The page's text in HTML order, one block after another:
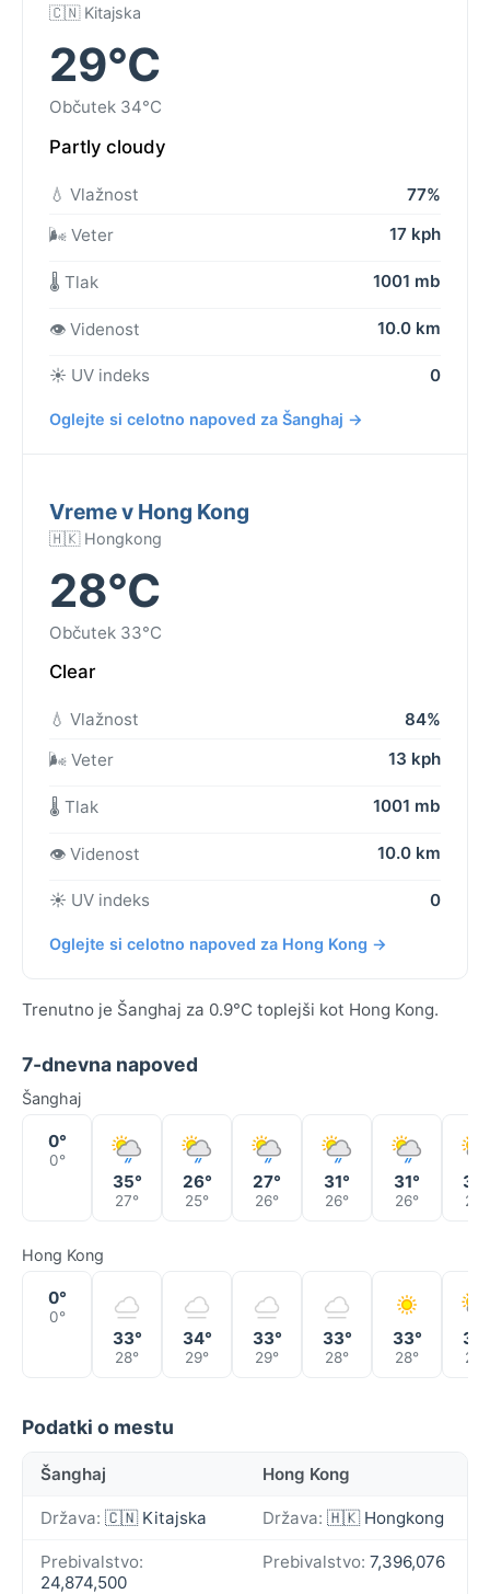
🇨🇳 Kitajska
29°C
Občutek 34°C
Partly cloudy
💧 Vlažnost
77%
🌬️ Veter
17 kph
🌡️ Tlak 1001 mb
👁️ Videnost 10.0 km
☀️ UV indeks 0
Oglejte si celotno napoved za Šanghaj →
Vreme v Hong Kong
🇭🇰 Hongkong
28°C
Občutek 33°C
Clear
💧 Vlažnost
84%
🌬️ Veter
13 kph
🌡️ Tlak 1001 mb
👁️ Videnost 10.0 km
☀️ UV indeks 0
Oglejte si celotno napoved za Hong Kong →
Trenutno je Šanghaj za 0.9°C toplejši kot Hong Kong.
7-dnevna napoved
Šanghaj
0°
0°
35°
27°
26°
25°
27°
26°
31°
26°
31°
26° 25°
Hong Kong
0°
0°
33°
28°
34°
29°
33°
29°
33°
28°
33°
28° 28°
Podatki o mestu
Šanghaj Hong Kong
Država: 🇨🇳 Kitajska Država: 🇭🇰 Hongkong
Prebivalstvo:
24,874,500
Prebivalstvo: 7,396,076